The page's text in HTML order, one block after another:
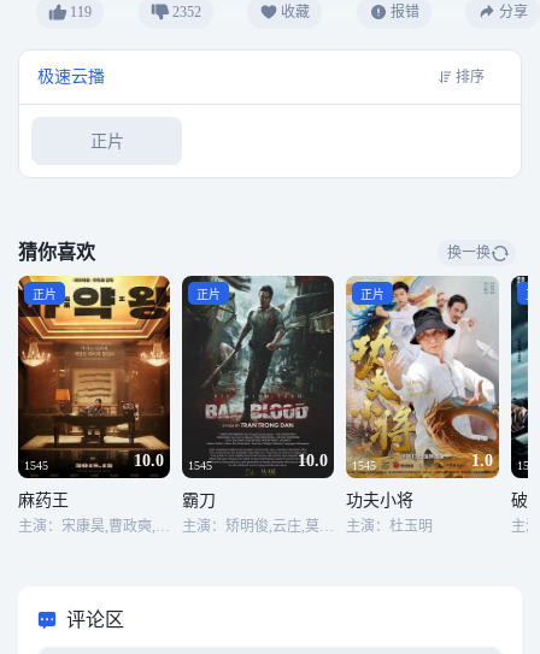
救家人，为自己洗脱罪名，关乎生死存亡的高空任务就此展开。
119 2352 收藏 报错 分享
极速云播 排序
正片
猜你喜欢 换一换
1545 10.0
正片
麻药王
主演：宋康昊,曹政奭,裴斗娜,金素真,金大明,李星民,李姬珍,赵祐镇,尹宰文,宋永彰,金海坤,李仲玉,李熙俊,朴庆惠
1545 10.0
正片
霸刀
主演：矫明俊,云庄,莫文科,梅吉薇,阮国长
1545 1.0
正片
功夫小将
主演：杜玉明
1545
正
破·
评论区